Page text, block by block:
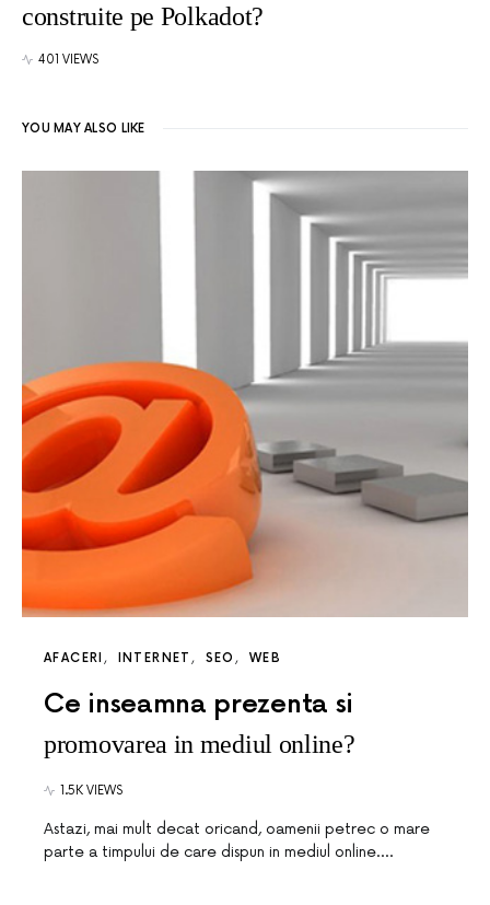
construite pe Polkadot?
401 VIEWS
YOU MAY ALSO LIKE
AFACERI INTERNET SEO WEB
Ce inseamna prezenta si
promovarea in mediul online?
1.5K VIEWS
Astazi, mai mult decat oricand, oamenii petrec o mare
parte a timpului de care dispun in mediul online.…